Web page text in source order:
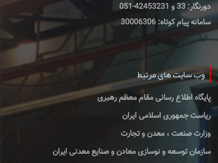
دورنگار: 33 و 42453231-051
سامانه پیام کوتاه: 30006306
وب سایت های مرتبط
پایگاه اطلاع رسانی مقام معظم رهبری
ریاست جمهوری اسلامی ایران
وزارت صنعت ، معدن و تجارت
سازمان توسعه و نوسازی معادن و صنایع معدنی ایران